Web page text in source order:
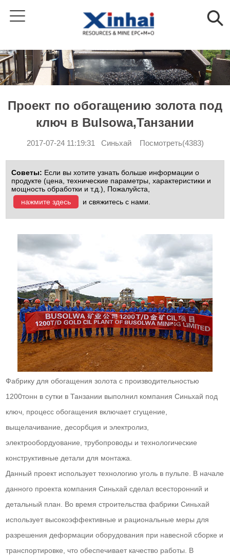
Проект по обогащению золота под
ключ в Bulsowa,Танзании
2017-07-24 11:19:31 Синьхай Посмотреть(4383)
Советы: Если вы хотите узнать больше информации о
продукте (цена, технические параметры, характеристики и
мощность обработки и т.д.), Пожалуйста,
нажмите здесь
и свяжитесь с нами.
Фабрику для обогащения золота с производительностью
1200тонн в сутки в Танзании выполнил компания Синьхай под
ключ, процесс обогащения включает сгущение,
выщелачивание, десорбция и электролиз,
электрообордуование, трубопроводы и технологические
конструктивные детали для монтажа.
Данный проект использует технологию уголь в пульпе. В начале
данного проекта компания Синьхай сделал всесторонний и
детальный план. Во время строительства фабрики Синьхай
использует высокоэффективные и рациональные меры для
разрешения деформации оборудования при навесной сборке и
транспортировке, что обеспечивает качество работы. В